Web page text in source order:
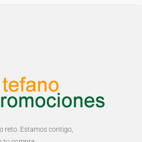
reto. Estamos contigo,